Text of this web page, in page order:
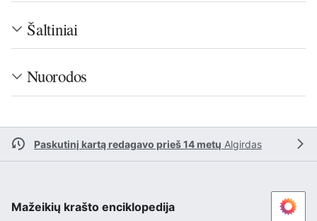
Šaltiniai
Nuorodos
Paskutinį kartą redagavo prieš 14 metų Algirdas
Mažeikių krašto enciklopedija